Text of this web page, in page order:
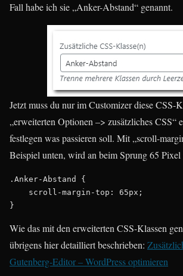
Fall habe ich sie „Anker-Abstand“ genannt.
Jetzt muss du nur im Customizer diese CSS-
„erweiterten Optionen –> zusätzliches CSS“
festlegen was passieren soll. Mit „scroll-
Beispiel unten, wird an beim Sprung 65 Pixel
.Anker-Abstand {
}
Wie das mit den erweiterten CSS-Klassen
übrigens hier detailliert beschrieben:
Gutenberg-Editor – WordPress optimieren